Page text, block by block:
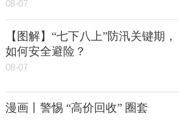
08-07
【图解】“七下八上”防汛关键期，
如何安全避险？
08-07
漫画丨警惕 “高价回收” 圈套